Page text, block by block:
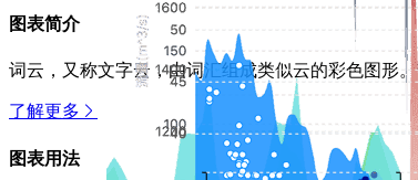
图表简介
词云，又称文字云，由词汇组成类似云的彩色图形
了解更多
图表用法